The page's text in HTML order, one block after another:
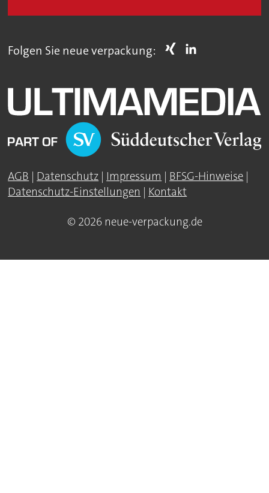
Folgen Sie neue verpackung:
AGB | Datenschutz | Impressum | BFSG-Hinweise |
Datenschutz-Einstellungen | Kontakt
© 2026 neue-verpackung.de